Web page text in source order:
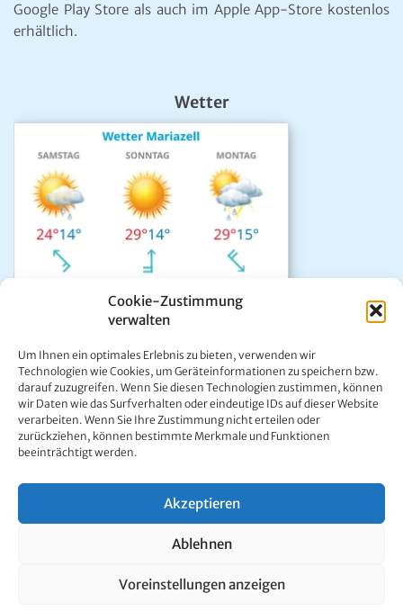
Cookie-Zustimmung
verwalten
Um Ihnen ein optimales Erlebnis zu bieten, verwenden wir
Technologien wie Cookies, um Geräteinformationen zu speichern bzw.
darauf zuzugreifen. Wenn Sie diesen Technologien zustimmen, können
wir Daten wie das Surfverhalten oder eindeutige IDs auf dieser Website
verarbeiten. Wenn Sie Ihre Zustimmung nicht erteilen oder
zurückziehen, können bestimmte Merkmale und Funktionen
beeinträchtigt werden.
Akzeptieren
Ablehnen
Voreinstellungen anzeigen
Google Play Store als auch im Apple App-Store kostenlos
erhältlich.
Wetter
Das aktuelle Wetter in Mariazell
Unwetter Warnzentrale
Satellitenbild GeoSphere
ÖAMTC Verkehrsservice
Ing. Werner Girrer | Wiener Straße 64 | A-8630 Mariazell |
Mariazell Online © 1997 - 2026. Alle Rechte vorbehalten.
Impressum|Datenschutzerklärung